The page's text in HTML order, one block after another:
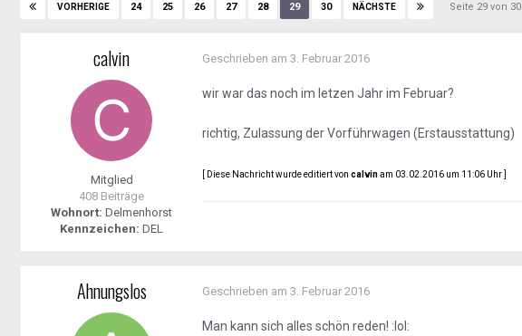
VORHERIGE 24 25 26 27 28 29 30 NÄCHSTE Seite 29 von 30
calvin
Mitglied
408 Beiträge
Wohnort: Delmenhorst
Kennzeichen: DEL
Geschrieben am 3. Februar 2016
wir war das noch im letzen Jahr im Februar?
richtig, Zulassung der Vorführwagen (Erstausstattung)
[ Diese Nachricht wurde editiert von calvinam 03.02.2016 um 11:06 Uhr ]
Ahnungslos Geschrieben am 3. Februar 2016
Man kann sich alles schön reden! :lol: